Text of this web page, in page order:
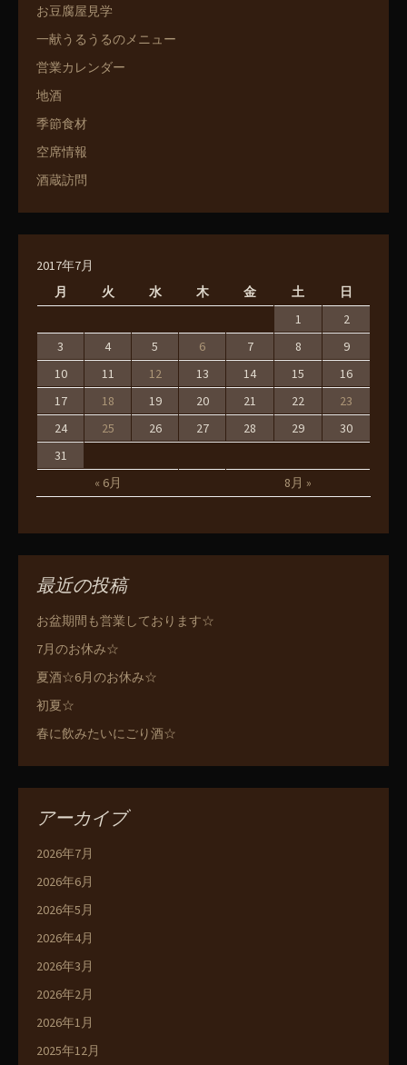
お豆腐屋見学
一献うるうるのメニュー
営業カレンダー
地酒
季節食材
空席情報
酒蔵訪問
2017年7月
月
火 水 木 金 土 日
« 6月 8月 »
1
2
3
4 5 6 7 8
9
10
11 12 13 14 15
16
17
18 19 20 21 22
23
24
25 26 27 28 29
30
31
最近の投稿
お盆期間も営業しております☆
7月のお休み☆
夏酒☆6月のお休み☆
初夏☆
春に飲みたいにごり酒☆
アーカイブ
2026年7月
2026年6月
2026年5月
2026年4月
2026年3月
2026年2月
2026年1月
2025年12月